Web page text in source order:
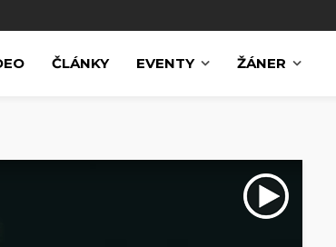
ČLÁNKY EVENTY ŽÁNER